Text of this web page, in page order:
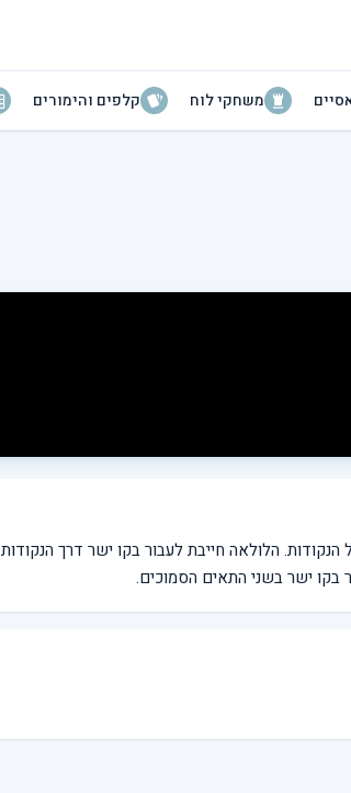
משחקי לוח קלפים והימורים
הנקודות. הלולאה חייבת לעבור בקו ישר דרך הנקודות
בקו ישר בשני התאים הסמוכים.